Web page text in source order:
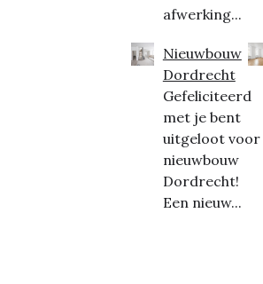
afwerking...
Nieuwbouw
Dordrecht
Gefeliciteerd
met je bent
uitgeloot voor
nieuwbouw
Dordrecht!
Een nieuw...